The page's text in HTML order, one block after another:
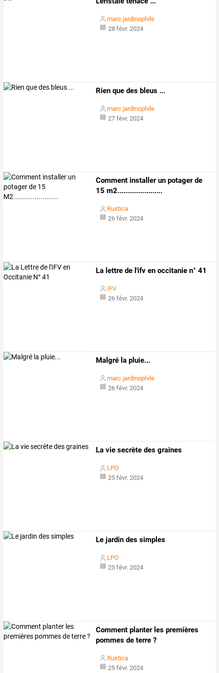
marc jardinophile
28 févr. 2024
Rien que des bleus ...
marc jardinophile
27 févr. 2024
Comment installer un potager de
15 m2.......................
Rustica
26 févr. 2024
La lettre de l'ifv en occitanie n° 41
IFV
26 févr. 2024
Malgré la pluie...
marc jardinophile
26 févr. 2024
La vie secrète des graines
LPO
25 févr. 2024
Le jardin des simples
LPO
25 févr. 2024
Comment planter les premières
pommes de terre ?
Rustica
25 févr. 2024